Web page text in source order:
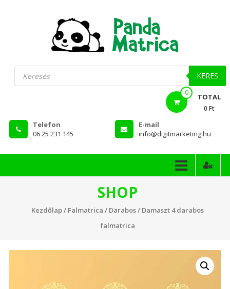
PandaMatrica
falmatrica
Products
search KERES
0 TOTAL
0 Ft
Telefon
06 25 231 145
E-mail
info@digitmarketing.hu
SHOP
Kezdőlap/ Falmatrica / Darabos/ Damaszt 4 darabos
falmatrica